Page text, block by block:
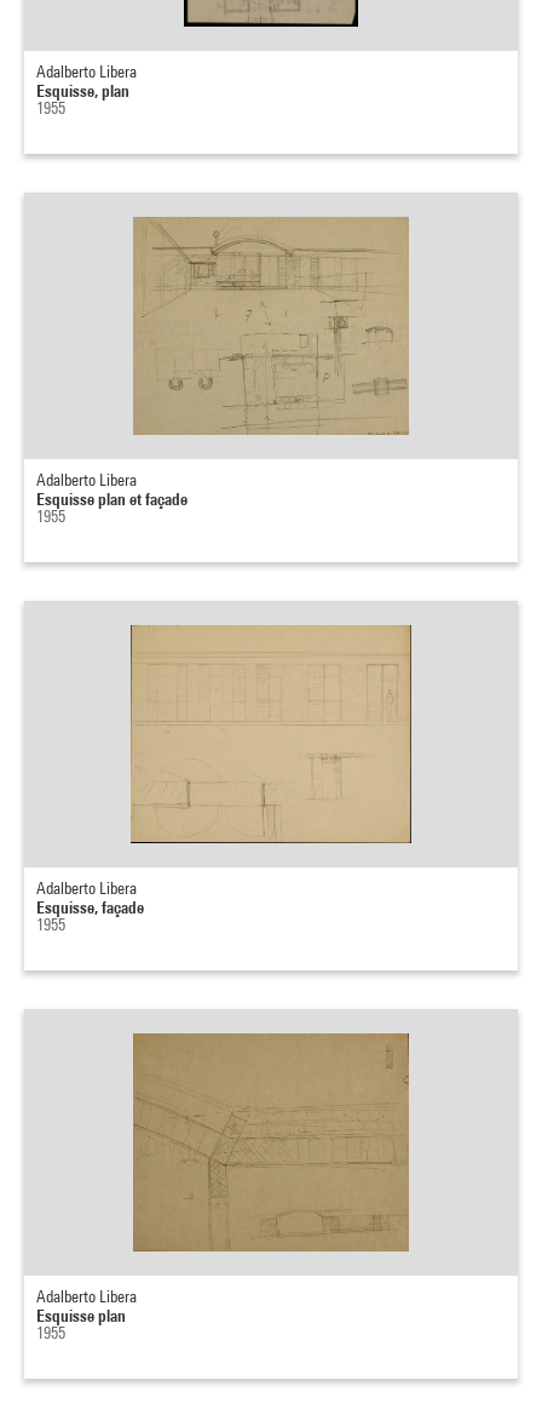
Adalberto Libera
Esquisse, plan
1955
Adalberto Libera
Esquisse plan et façade
1955
Adalberto Libera
Esquisse, façade
1955
Adalberto Libera
Esquisse plan
1955